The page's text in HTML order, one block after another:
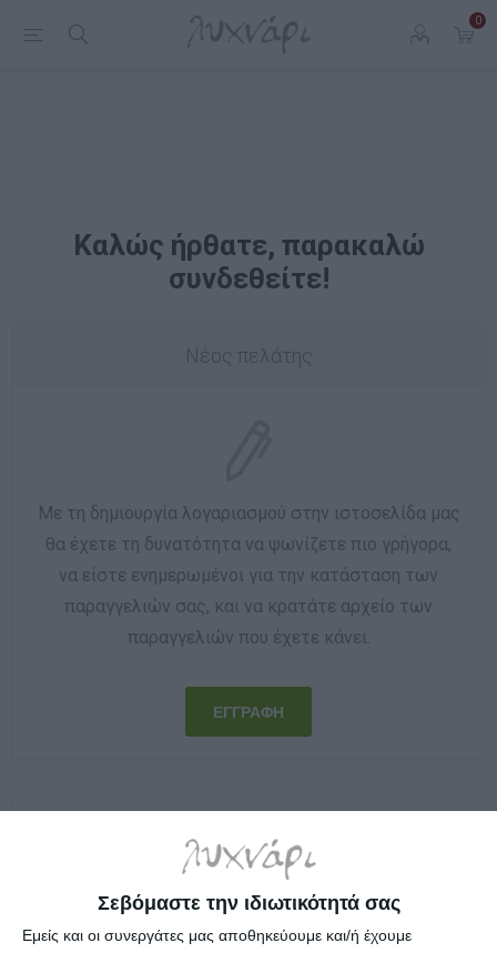
Σεβόμαστε την ιδιωτικότητά σας
Εμείς και οι συνεργάτες μας αποθηκεύουμε και/ή έχουμε
0
Καλώς ήρθατε, παρακαλώ
συνδεθείτε!
Νέος πελάτης
Με τη δημιουργία λογαριασμού στην ιστοσελίδα μας
θα έχετε τη δυνατότητα να ψωνίζετε πιο γρήγορα,
να είστε ενημερωμένοι για την κατάσταση των
παραγγελιών σας, και να κρατάτε αρχείο των
παραγγελιών που έχετε κάνει.
Ηλεκτρονική διεύθυνση: